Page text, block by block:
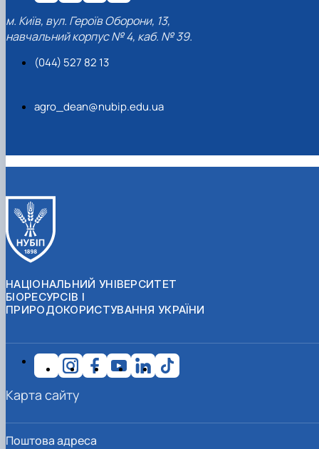
м. Київ, вул. Героїв Оборони, 13,
навчальний корпус № 4, каб. № 39.
(044) 527 82 13
agro_dean@nubip.edu.ua
НАЦІОНАЛЬНИЙ УНІВЕРСИТЕТ
БІОРЕСУРСІВ І
ПРИРОДОКОРИСТУВАННЯ УКРАЇНИ
Поштова адреса
Карта сайту